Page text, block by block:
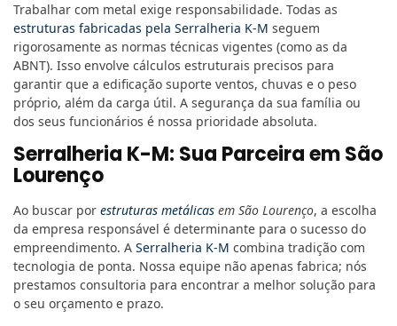
Trabalhar com metal exige responsabilidade. Todas as
estruturas fabricadas pela Serralheria K-M seguem
rigorosamente as normas técnicas vigentes (como as da
ABNT). Isso envolve cálculos estruturais precisos para
garantir que a edificação suporte ventos, chuvas e o peso
próprio, além da carga útil. A segurança da sua família ou
dos seus funcionários é nossa prioridade absoluta.
Serralheria K-M: Sua Parceira em São
Lourenço
Ao buscar por estruturas metálicas em São Lourenço, a escolha
da empresa responsável é determinante para o sucesso do
empreendimento. A Serralheria K-M combina tradição com
tecnologia de ponta. Nossa equipe não apenas fabrica; nós
prestamos consultoria para encontrar a melhor solução para
o seu orçamento e prazo.